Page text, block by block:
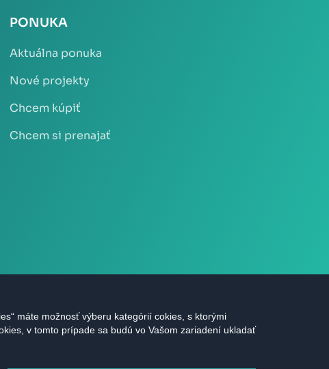
PONUKA
Aktuálna ponuka
Nové projekty
Chcem kúpiť
Chcem si prenajať
máte možnosť výberu kategórií cokies, s ktorými
v tomto prípade sa budú vo Vašom zariadení ukladať